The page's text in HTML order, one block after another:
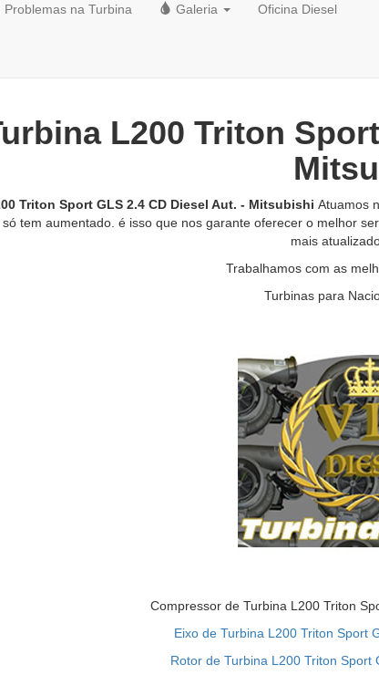
Problemas na Turbina Galeria Oficina Diesel
L200 Triton
Triton Sport GLS 2.4 CD Diesel Aut. - MitsubishiAtuamos
tem aumentado. é isso que nos garante oferecer o melhor
mais
Trabalhamos com as
Turbinas para
Compressor de Turbina L200 Triton
Eixo de Turbina L200 Triton Sport
Rotor de Turbina L200 Triton Sport